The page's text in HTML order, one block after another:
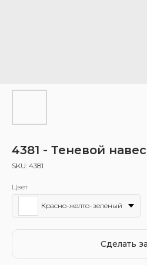
4381 - Теневой навес
SKU: 4381
Цвет
Красно-желто-зеленый
Сделать